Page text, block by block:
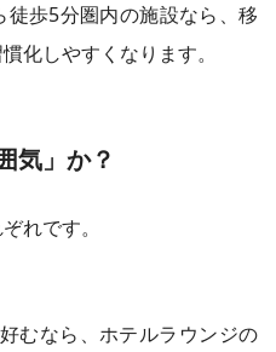
歩5分圏内の施設なら、移
化しやすくなります。
気」か？
れです。
むなら、ホテルラウンジの